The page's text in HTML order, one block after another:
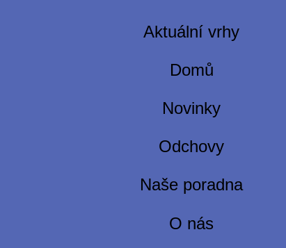
Aktuální vrhy
Domů
Novinky
Odchovy
Naše poradna
O nás